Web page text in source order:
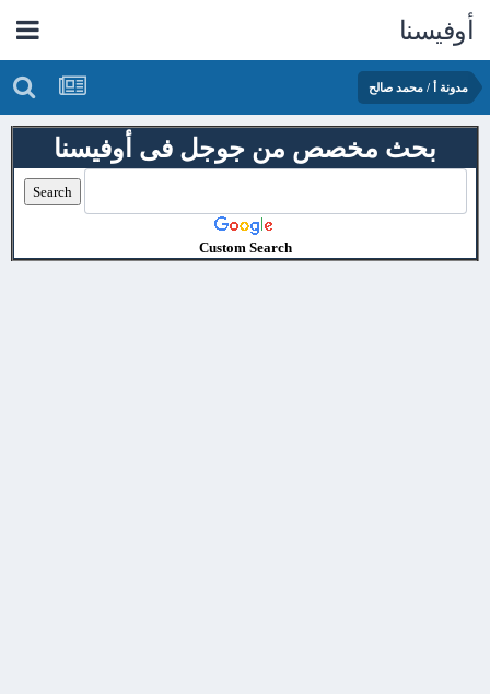
أوفيسنا
مدونة أ / محمد صالح
بحث مخصص من جوجل فى أوفيسنا
Custom Search